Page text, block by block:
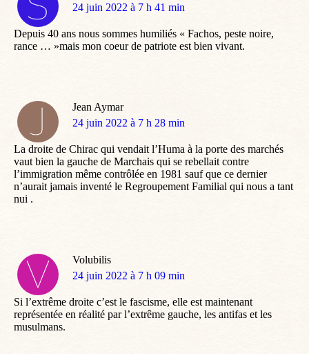
dit
24 juin 2022 à 7 h 41 min
Depuis 40 ans nous sommes humiliés « Fachos, peste noire,
rance … »mais mon coeur de patriote est bien vivant.
Jean Aymar
dit
24 juin 2022 à 7 h 28 min
La droite de Chirac qui vendait l’Huma à la porte des marchés
vaut bien la gauche de Marchais qui se rebellait contre
l’immigration même contrôlée en 1981 sauf que ce dernier
n’aurait jamais inventé le Regroupement Familial qui nous a tant
nui .
Volubilis
dit
24 juin 2022 à 7 h 09 min
Si l’extrême droite c’est le fascisme, elle est maintenant
représentée en réalité par l’extrême gauche, les antifas et les
musulmans.